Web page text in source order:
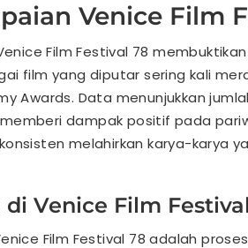
Venice Film
Film Festival 78
film yang diputar sering kali
Awards. Data menunjukkan
dampak positif pada
melahirkan karya-karya
di Venice Film
Film Festival 78 adalah